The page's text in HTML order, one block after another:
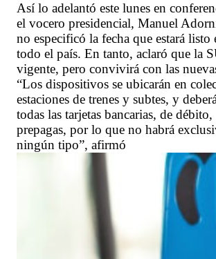
Así lo adelantó este lunes en
el vocero presidencial, Manuel
no especificó la fecha que estará listo
todo el país. En tanto, aclaró que la
vigente, pero convivirá con las
“Los dispositivos se ubicarán en
estaciones de trenes y subtes, y
todas las tarjetas bancarias, de
prepagas, por lo que no habrá
ningún tipo”, afirmó